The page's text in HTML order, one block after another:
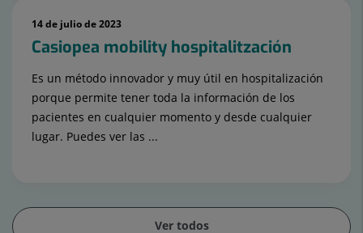
14 de julio de 2023
Casiopea mobility hospitalitzación
Es un método innovador y muy útil en hospitalización
porque permite tener toda la información de los
pacientes en cualquier momento y desde cualquier
lugar. Puedes ver las ...
Ver todos